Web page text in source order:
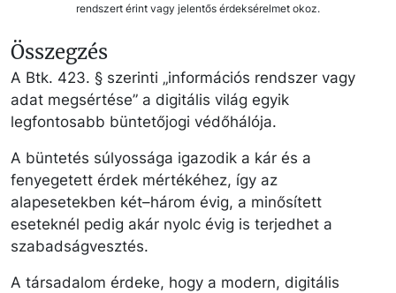
rendszert érint vagy jelentős érdeksérelmet okoz.
Összegzés
A Btk. 423. § szerinti „információs rendszer vagy
adat megsértése” a digitális világ egyik
legfontosabb büntetőjogi védőhálója.
A büntetés súlyossága igazodik a kár és a
fenyegetett érdek mértékéhez, így az
alapesetekben két–három évig, a minősített
eseteknél pedig akár nyolc évig is terjedhet a
szabadságvesztés.
A társadalom érdeke, hogy a modern, digitális